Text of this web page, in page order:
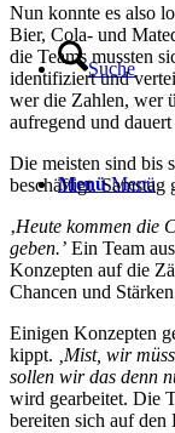
Suche
Menü Menü
Nun konnte es also
Bier, Cola- und
die Teams mussten
identifiziert und
wer die Zahlen, wer
aufregend und dauert
Die meisten sind bis
beschäftigt. Samstag
‚Heute kommen die
geben.’ Ein Team
Konzepten auf die
Chancen und
Einigen Konzepten
kippt.
‚Mist, wir
sollen wir das denn
wird gearbeitet. Die
bereiten sich auf den